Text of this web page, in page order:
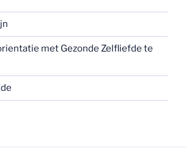
met Gezonde Zelfliefde te